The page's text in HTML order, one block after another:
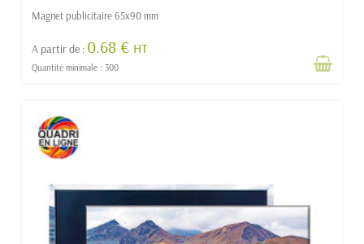
Magnet publicitaire 65x90 mm
A partir de : 0.68 € HT
Quantité minimale : 300